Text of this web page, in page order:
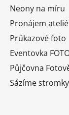
Neony na míru
Pronájem
Průkazové foto
Eventovka
Půjčovna
Sázíme stromky